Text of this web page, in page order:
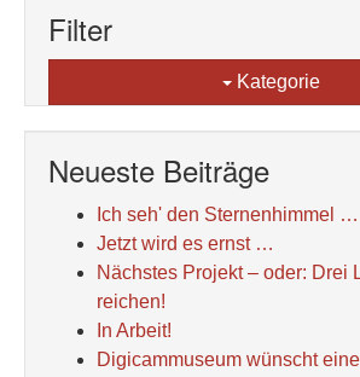
Filter
Kategorie
Neueste Beiträge
Ich seh' den Sternenhimmel …
Jetzt wird es ernst …
Nächstes Projekt – oder: Drei
reichen!
In Arbeit!
Digicammuseum wünscht